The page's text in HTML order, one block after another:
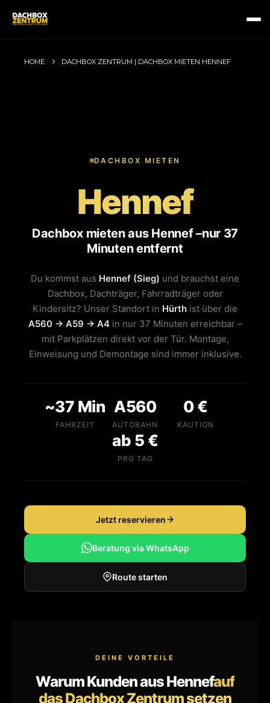
HOME DACHBOX ZENTRUM | DACHBOX MIETEN HENNEF
DACHBOX MIETEN
Hennef
Dachbox mieten aus Hennef –nur 37
Minuten entfernt
Du kommst aus Hennef (Sieg) und brauchst eine
Dachbox, Dachträger, Fahrradträger oder
Kindersitz? Unser Standort in Hürth ist über die
A560 → A59 → A4in nur 37 Minuten erreichbar –
mit Parkplätzen direkt vor der Tür. Montage,
Einweisung und Demontage sind immer inklusive.
~37 Min
FAHRZEIT
A560
AUTOBAHN
0 €
KAUTION
ab 5 €
PRO TAG
Jetzt reservieren
Beratung via WhatsApp
Route starten
DEINE VORTEILE
Warum Kunden aus Hennefauf
das Dachbox Zentrum setzen